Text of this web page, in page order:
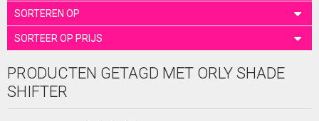
SORTEREN OP
SORTEER OP PRIJS
PRODUCTEN GETAGD MET ORLY SHADE
SHIFTER